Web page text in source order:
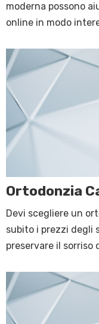
moderna possono
online in modo
Ortodonzia
Devi scegliere un
subito i prezzi degli
preservare il sorriso